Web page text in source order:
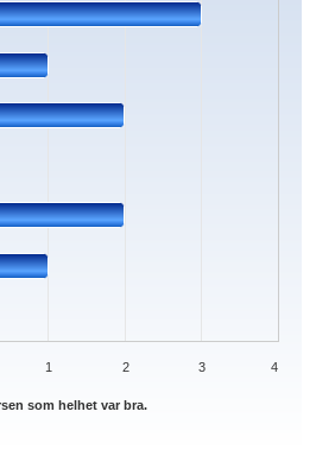
Data ranges from 0 to 3.
som helhet var bra.
1 2 3 4